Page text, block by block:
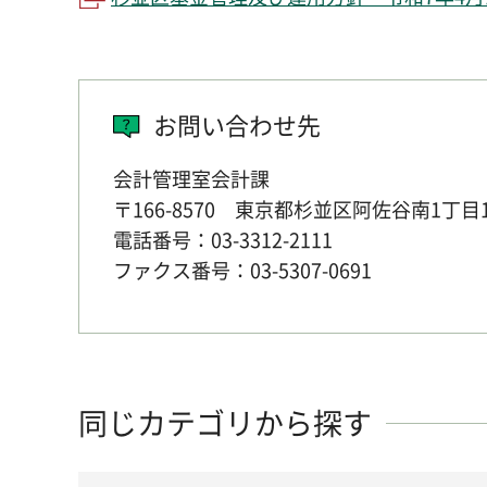
お問い合わせ先
会計管理室会計課
〒166-8570 東京都杉並区阿佐谷南1丁目
電話番号：03-3312-2111
ファクス番号：03-5307-0691
同じカテゴリから探す